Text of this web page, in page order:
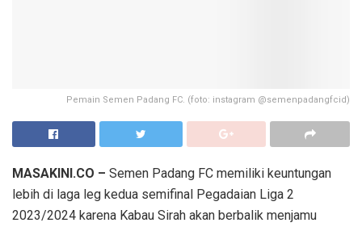
Pemain Semen Padang FC. (foto: instagram @semenpadangfcid)
MASAKINI.CO – Semen Padang FC memiliki keuntungan
lebih di laga leg kedua semifinal Pegadaian Liga 2
2023/2024 karena Kabau Sirah akan berbalik menjamu